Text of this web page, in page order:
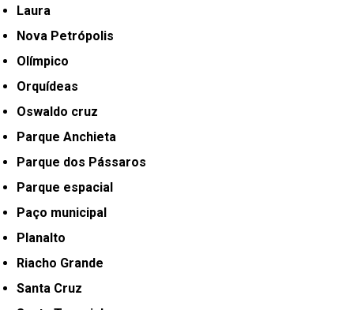
Laura
Nova Petrópolis
Olímpico
Orquídeas
Oswaldo cruz
Parque Anchieta
Parque dos Pássaros
Parque espacial
Paço municipal
Planalto
Riacho Grande
Santa Cruz